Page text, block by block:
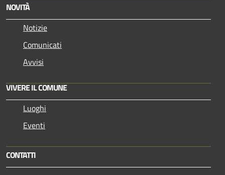
NOVITÀ
Notizie
Comunicati
Avvisi
VIVERE IL COMUNE
Luoghi
Eventi
CONTATTI